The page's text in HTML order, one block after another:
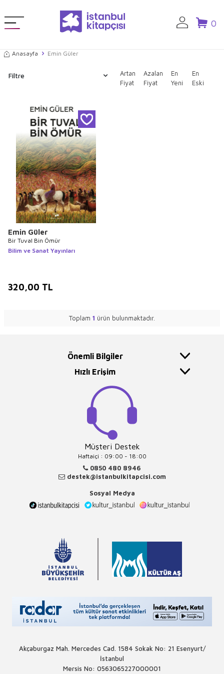
0
Anasayfa Emin Güler
Filtre
Artan
Fiyat
Azalan
Fiyat
En
Yeni
En
Eski
Emin Güler
Bir Tuval Bin Ömür
Bilim ve Sanat Yayınları
320,00 TL
Toplam 1 ürün bulunmaktadır.
Önemli Bilgiler
Hızlı Erişim
Müşteri Destek
Haftaiçi : 09:00 - 18:00
0850 480 8946
destek@istanbulkitapcisi.com
Sosyal Medya
Akçaburgaz Mah. Mercedes Cad. 1584 Sokak No: 21 Esenyurt/
İstanbul
Mersis No: 0563065227000001